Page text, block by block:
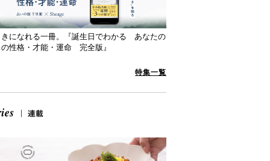
きになれる一冊。『誕生日でわかる あなたの
性格・才能・運命 完全版』
特集一覧